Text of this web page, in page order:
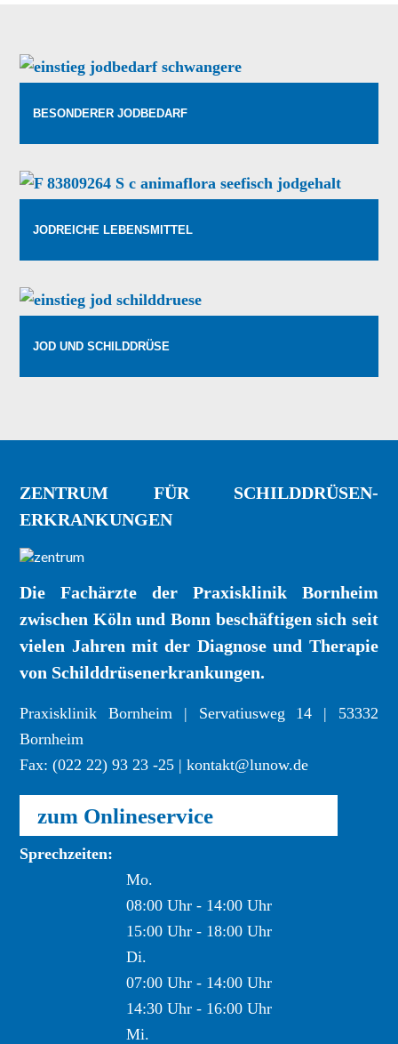
BESONDERER JODBEDARF
JODREICHE LEBENSMITTEL
JOD UND SCHILDDRÜSE
ZENTRUM FÜR SCHILDDRÜSEN-
ERKRANKUNGEN
Die Fachärzte der Praxisklinik Bornheim
zwischen Köln und Bonn beschäftigen sich seit
vielen Jahren mit der Diagnose und Therapie
von Schilddrüsenerkrankungen.
Praxisklinik Bornheim | Servatiusweg 14 | 53332
Bornheim
Fax: (022 22) 93 23 -25 | kontakt@lunow.de
zum Onlineservice
Sprechzeiten:
Mo.
08:00 Uhr - 14:00 Uhr
15:00 Uhr - 18:00 Uhr
Di.
07:00 Uhr - 14:00 Uhr
14:30 Uhr - 16:00 Uhr
Mi.